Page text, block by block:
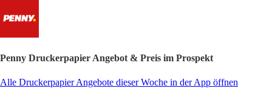
Penny Druckerpapier Angebot & Preis im Prospekt
Alle Druckerpapier Angebote dieser Woche in der App öffnen